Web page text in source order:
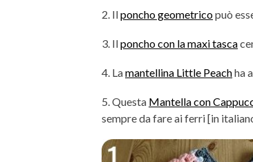
2. Ilponcho geometricopuò
3. Ilponcho con la maxi tasca
4. Lamantellina Little Peachha
5. Questa Mantella con
sempre da fare ai ferri [in